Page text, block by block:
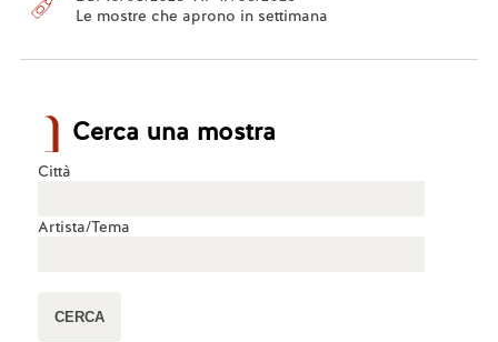
Le mostre che aprono in settimana
Cerca una mostra
Città
Artista/Tema